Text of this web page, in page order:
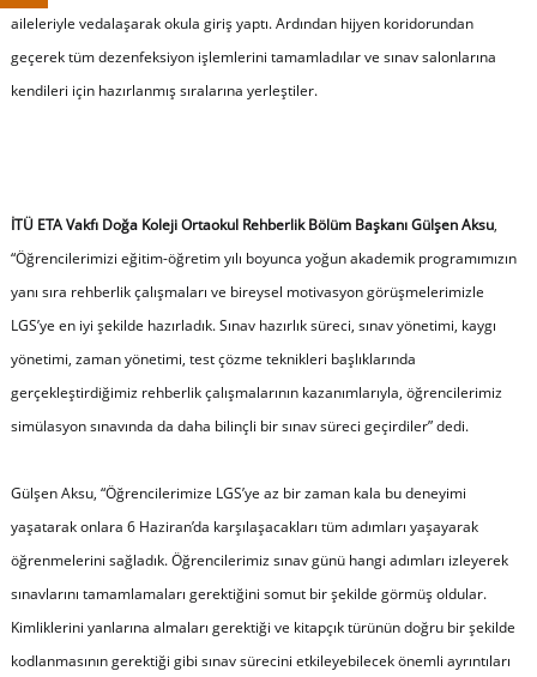
aileleriyle vedalaşarak okula giriş yaptı. Ardından hijyen koridorundan
geçerek tüm dezenfeksiyon işlemlerini tamamladılar ve sınav salonlarına
kendileri için hazırlanmış sıralarına yerleştiler.
İTÜ ETA Vakfı Doğa Koleji Ortaokul Rehberlik Bölüm Başkanı Gülşen Aksu,
“Öğrencilerimizi eğitim-öğretim yılı boyunca yoğun akademik programımızın
yanı sıra rehberlik çalışmaları ve bireysel motivasyon görüşmelerimizle
LGS’ye en iyi şekilde hazırladık. Sınav hazırlık süreci, sınav yönetimi, kaygı
yönetimi, zaman yönetimi, test çözme teknikleri başlıklarında
gerçekleştirdiğimiz rehberlik çalışmalarının kazanımlarıyla, öğrencilerimiz
simülasyon sınavında da daha bilinçli bir sınav süreci geçirdiler” dedi.
Gülşen Aksu, “Öğrencilerimize LGS’ye az bir zaman kala bu deneyimi
yaşatarak onlara 6 Haziran’da karşılaşacakları tüm adımları yaşayarak
öğrenmelerini sağladık. Öğrencilerimiz sınav günü hangi adımları izleyerek
sınavlarını tamamlamaları gerektiğini somut bir şekilde görmüş oldular.
Kimliklerini yanlarına almaları gerektiği ve kitapçık türünün doğru bir şekilde
kodlanmasının gerektiği gibi sınav sürecini etkileyebilecek önemli ayrıntıları